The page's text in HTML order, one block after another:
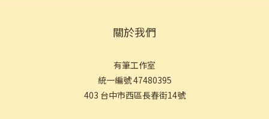
關於我們
有筆工作室
統一編號 47480395
403 台中市西區長春街14號